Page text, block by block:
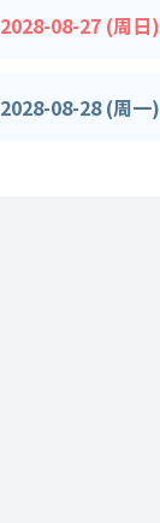
2028-08-27 (周日)
2028-08-28 (周一)